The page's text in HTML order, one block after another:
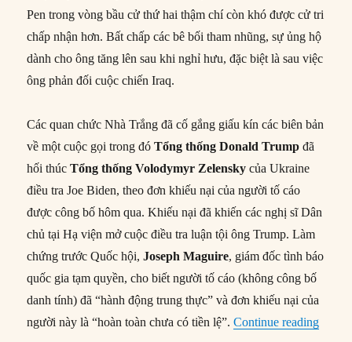
Pen trong vòng bầu cử thứ hai thậm chí còn khó được cử tri
chấp nhận hơn. Bất chấp các bê bối tham nhũng, sự ủng hộ
dành cho ông tăng lên sau khi nghỉ hưu, đặc biệt là sau việc
ông phản đối cuộc chiến Iraq.
Các quan chức Nhà Trắng đã cố gắng giấu kín các biên bản
về một cuộc gọi trong đóTổng thống Donald Trump đã
hối thúcTổng thống Volodymyr Zelensky của Ukraine
điều tra Joe Biden, theo đơn khiếu nại của người tố cáo
được công bố hôm qua. Khiếu nại đã khiến các nghị sĩ Dân
chủ tại Hạ viện mở cuộc điều tra luận tội ông Trump. Làm
chứng trước Quốc hội,Joseph Maguire, giám đốc tình báo
quốc gia tạm quyền, cho biết người tố cáo (không công bố
danh tính) đã “hành động trung thực” và đơn khiếu nại của
người này là “hoàn toàn chưa có tiền lệ”.Continue reading“Thế